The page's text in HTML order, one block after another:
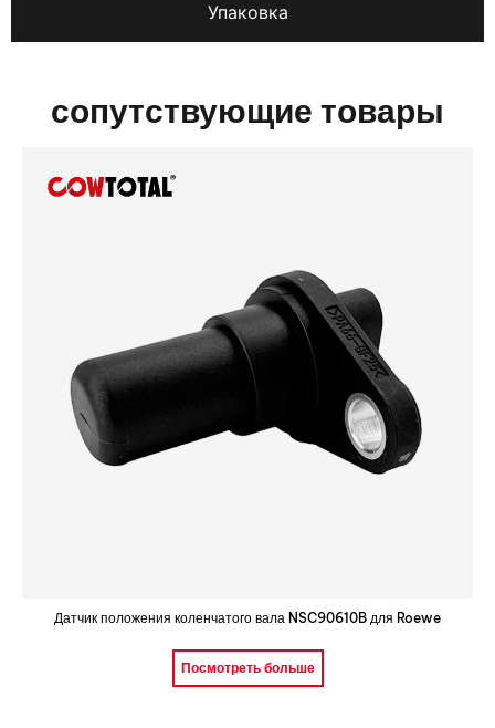
Упаковка
сопутствующие товары
Датчик положения коленчатого вала NSC90610B для Roewe
Посмотреть больше